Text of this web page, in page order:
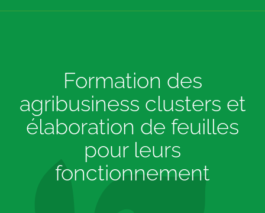
Formation des
agribusiness clusters et
élaboration de feuilles
pour leurs
fonctionnement